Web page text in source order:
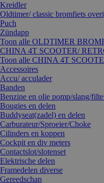
Kreidler
Oldtimer/ classic bromfiets
Puch
Zündapp
Toon alle OLDTIMER
CHINA 4T SCOOTER/
Toon alle CHINA 4T
Accessoires
Accu/ acculader
Banden
Benzine en olie pomp/slang/
Bougies en delen
Buddyseat(zadel) en delen
Carburateur/Sproeier/Choke
Cilinders en koppen
Cockpit en div meters
Contactslot/slotenset
Elektrische delen
Framedelen diverse
Gereedschap